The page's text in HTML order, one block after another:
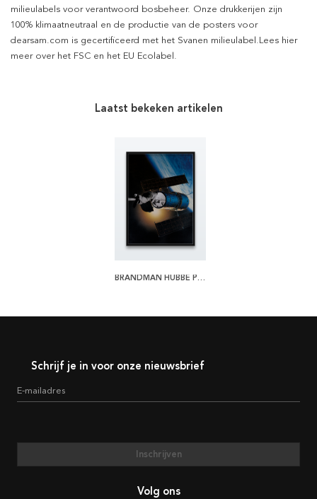
milieulabels voor verantwoord bosbeheer. Onze drukkerijen zijn
100% klimaatneutraal en de productie van de posters voor
dearsam.com is gecertificeerd met het Svanen milieulabel.Lees hier
meer over het FSC en het EU Ecolabel.
Laatst bekeken artikelen
BRANDMAN HUBBE POSTER
Schrijf je in voor onze nieuwsbrief
E-mailadres
Inschrijven
Volg ons